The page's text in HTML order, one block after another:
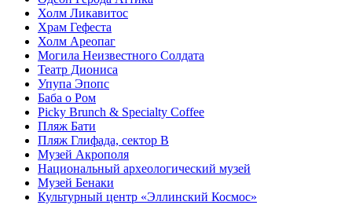
Холм Ликавитос
Храм Гефеста
Холм Ареопаг
Могила Неизвестного Солдата
Театр Диониса
Упупа Эпопс
Баба о Ром
Picky Brunch & Specialty Coffee
Пляж Бати
Пляж Глифада, сектор B
Музей Акрополя
Национальный археологический музей
Музей Бенаки
Культурный центр «Эллинский Космос»